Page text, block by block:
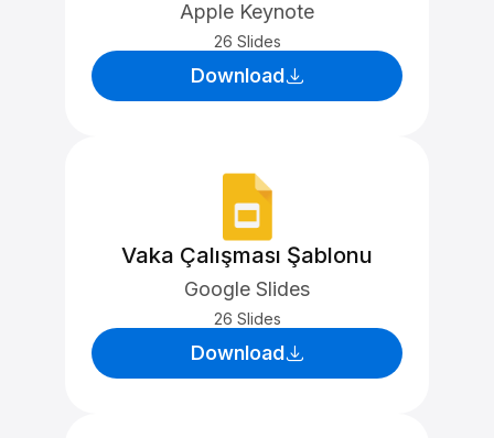
Apple Keynote
26 Slides
Download
Vaka Çalışması Şablonu
Google Slides
26 Slides
Download